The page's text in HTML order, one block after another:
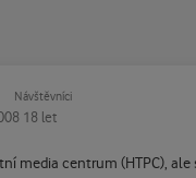
Návštěvníci
18 let
media centrum (HTPC),